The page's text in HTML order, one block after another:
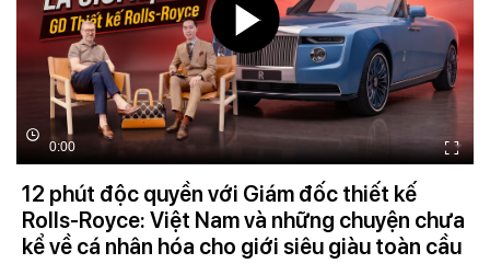
0:00
12 phút độc quyền với Giám đốc thiết kế
Rolls-Royce: Việt Nam và những chuyện chưa
kể về cá nhân hóa cho giới siêu giàu toàn cầu